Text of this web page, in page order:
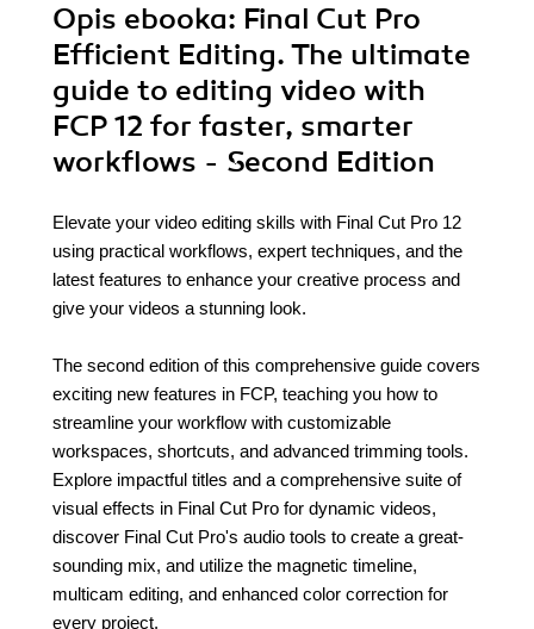
Opis ebooka: Final Cut Pro
Efficient Editing. The ultimate
guide to editing video with
FCP 12 for faster, smarter
workflows - Second Edition
Elevate your video editing skills with Final Cut Pro 12
using practical workflows, expert techniques, and the
latest features to enhance your creative process and
give your videos a stunning look.
The second edition of this comprehensive guide covers
exciting new features in FCP, teaching you how to
streamline your workflow with customizable
workspaces, shortcuts, and advanced trimming tools.
Explore impactful titles and a comprehensive suite of
visual effects in Final Cut Pro for dynamic videos,
discover Final Cut Pro's audio tools to create a great-
sounding mix, and utilize the magnetic timeline,
multicam editing, and enhanced color correction for
every project.